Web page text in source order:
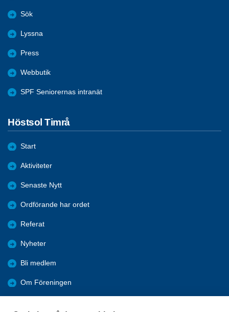
Sök
Lyssna
Press
Webbutik
SPF Seniorernas intranät
Höstsol Timrå
Start
Aktiviteter
Senaste Nytt
Ordförande har ordet
Referat
Nyheter
Bli medlem
Om Föreningen